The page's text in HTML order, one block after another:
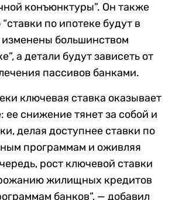
конъюнктуры”. Он также
по ипотеке будут в
большинством
а детали будут зависеть от
пассивов банками.
ключевая ставка оказывает
ее снижение тянет за собой и
делая доступнее ставки по
программам и оживляя
рост ключевой ставки
жилищных кредитов
банков”, — добавил